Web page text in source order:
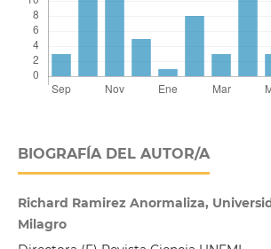
BIOGRAFÍA DEL AUTOR/A
Richard Ramirez Anormaliza,
Milagro